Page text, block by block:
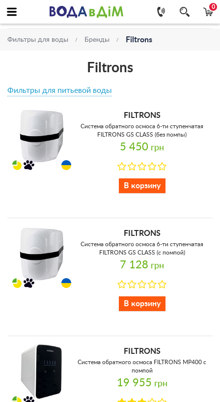
0
Фильтры для воды Бренды Filtrons
Filtrons
Фильтры для питьевой воды
FILTRONS
Система обратного осмоса 6-ти ступенчатая
FILTRONS GS CLASS (без помпы)
5 450 грн
В корзину
FILTRONS
Система обратного осмоса 6-ти ступенчатая
FILTRONS GS CLASS (с помпой)
7 128 грн
В корзину
FILTRONS
Система обратного осмоса FILTRONS MP400 с
помпой
19 955 грн